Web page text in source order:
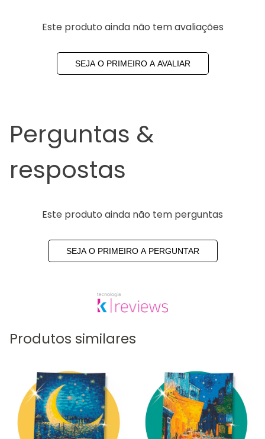
Este produto ainda não tem avaliações
SEJA O PRIMEIRO A AVALIAR
Perguntas &
respostas
Este produto ainda não tem perguntas
SEJA O PRIMEIRO A PERGUNTAR
Produtos similares